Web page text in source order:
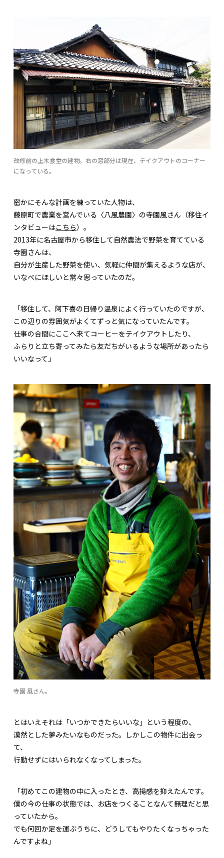
改修前の上木食堂の建物。右の窓部分は現在、テイクアウトのコーナー
になっている。
密かにそんな計画を練っていた人物は、
藤原町で農業を営んでいる〈八風農園〉の寺園風さん（移住イ
ンタビューはこちら）。
2013年に名古屋市から移住して自然農法で野菜を育てている
寺園さんは、
自分が生産した野菜を使い、気軽に仲間が集えるような店が、
いなべにほしいと常々思っていたのだ。
「移住して、阿下喜の日帰り温泉によく行っていたのですが、
この辺りの雰囲気がよくてずっと気になっていたんです。
仕事の合間にここへ来てコーヒーをテイクアウトしたり、
ふらりと立ち寄ってみたら友だちがいるような場所があったら
いいなって」
寺園 風さん。
とはいえそれは「いつかできたらいいな」という程度の、
漠然とした夢みたいなものだった。しかしこの物件に出会っ
て、
行動せずにはいられなくなってしまった。
「初めてこの建物の中に入ったとき、高揚感を抑えたんです。
僕の今の仕事の状態では、お店をつくることなんて無理だと思
っていたから。
でも何回か足を運ぶうちに、どうしてもやりたくなっちゃった
んですよね」